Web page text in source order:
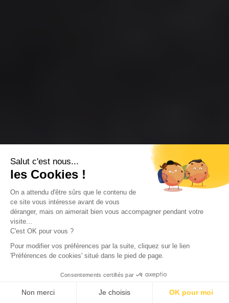
Salut c'est nous...
les Cookies !
On a attendu d'être sûrs que le contenu de
ce site vous intéresse avant de vous
déranger, mais on aimerait bien vous accompagner pendant votre
visite...
C'est OK pour vous ?
Pour modifier vos préférences par la suite, cliquez sur le lien
'Préférences de cookies' situé dans le pied de page.
Consentements certifiés par
Non merci Je choisis OK pour moi